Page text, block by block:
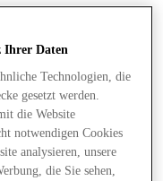
Ihrer Daten
Technologien, die
gesetzt werden.
die Website
notwendigen Cookies
analysieren, unsere
die Sie sehen,